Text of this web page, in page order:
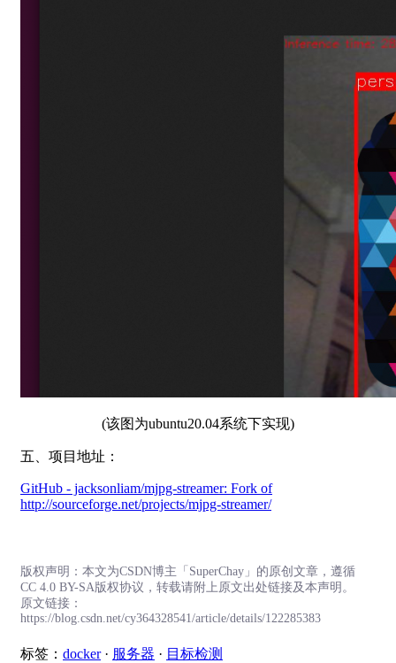
(该图为ubuntu20.04系统下实现)
五、项目地址：
GitHub - jacksonliam/mjpg-streamer: Fork of
http://sourceforge.net/projects/mjpg-streamer/
版权声明：本文为CSDN博主「SuperChay」的原创文章，遵循
CC 4.0 BY-SA版权协议，转载请附上原文出处链接及本声明。
原文链接：
https://blog.csdn.net/cy364328541/article/details/122285383
标签： docker· 服务器 · 目标检测